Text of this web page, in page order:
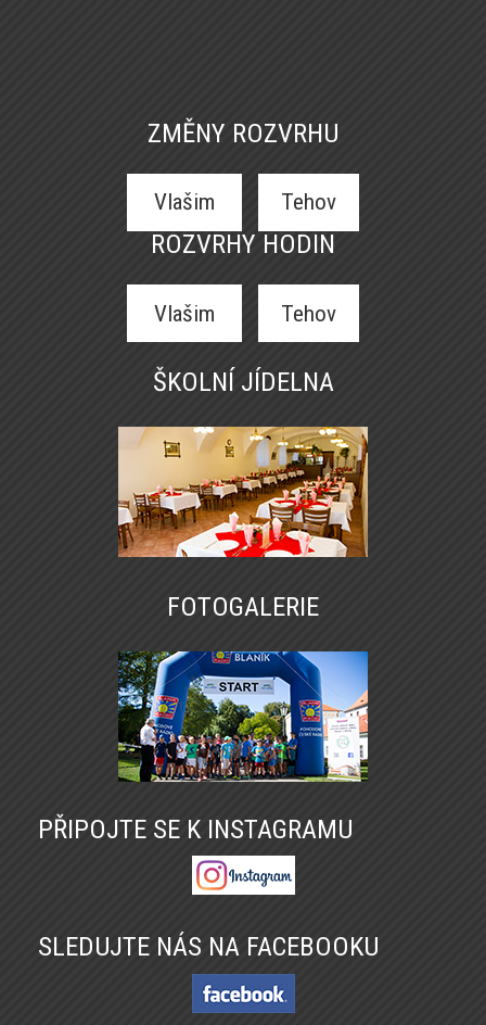
ZMĚNY ROZVRHU
Vlašim Tehov
ROZVRHY HODIN
Vlašim Tehov
ŠKOLNÍ JÍDELNA
FOTOGALERIE
PŘIPOJTE SE K INSTAGRAMU
SLEDUJTE NÁS NA FACEBOOKU